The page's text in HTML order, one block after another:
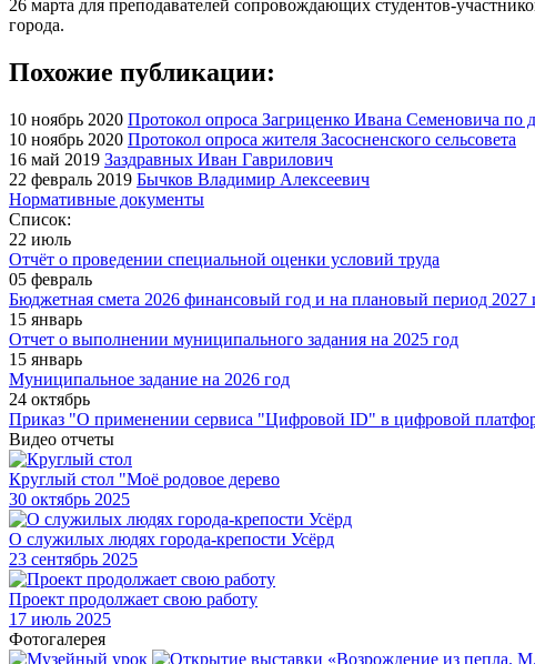
26 марта для преподавателей сопровождающих студентов-
города.
Похожие публикации:
10 ноябрь 2020 Протокол опроса Загриценко Ивана Семеновича по
10 ноябрь 2020 Протокол опроса жителя Засосненского сельсовета
16 май 2019 Заздравных Иван Гаврилович
22 февраль 2019 Бычков Владимир Алексеевич
Нормативные документы
Список:
22 июль
Отчёт о проведении специальной оценки условий труда
05 февраль
Бюджетная смета 2026 финансовый год и на плановый период 2027
15 январь
Отчет о выполнении муниципального задания на 2025 год
15 январь
Муниципальное задание на 2026 год
24 октябрь
Приказ "О применении сервиса "Цифровой ID" в цифровой
Видео отчеты
Круглый стол "Моё родовое дерево
30 октябрь 2025
О служилых людях города-крепости Усёрд
23 сентябрь 2025
Проект продолжает свою работу
17 июль 2025
Фотогалерея